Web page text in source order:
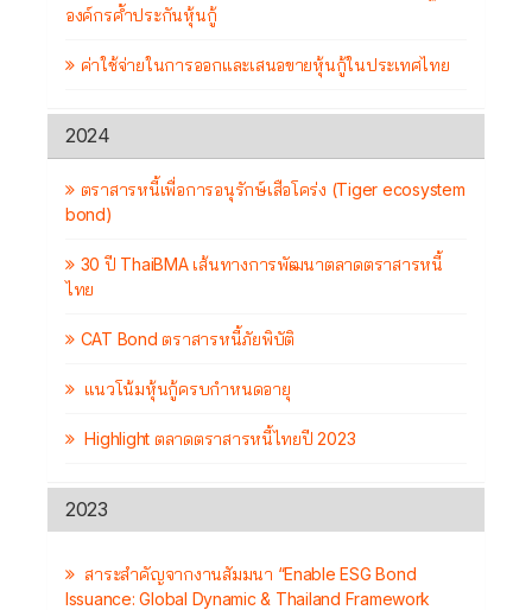
องค์กรค้ำประกันหุ้นกู้
ค่าใช้จ่ายในการออกและเสนอขายหุ้นกู้ในประเทศไทย
2024
ตราสารหนี้เพื่อการอนุรักษ์เสือโคร่ง (Tiger ecosystem
bond)
30 ปี ThaiBMA เส้นทางการพัฒนาตลาดตราสารหนี้
ไทย
CAT Bond ตราสารหนี้ภัยพิบัติ
แนวโน้มหุ้นกู้ครบกำหนดอายุ
Highlight ตลาดตราสารหนี้ไทยปี 2023
2023
สาระสำคัญจากงานสัมมนา “Enable ESG Bond
Issuance: Global Dynamic & Thailand Framework